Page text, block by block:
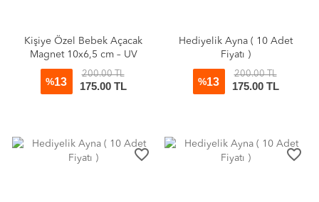
Kişiye Özel Bebek Açacak
Magnet 10x6,5 cm – UV
Baskılı Hoş Geldin Bebek
Hediyeliği (10’lu Paket)
%13
200.00 TL
175.00 TL
Hediyelik Ayna ( 10 Adet
Fiyatı )
%13
200.00 TL
175.00 TL
favorite_border favorite_border